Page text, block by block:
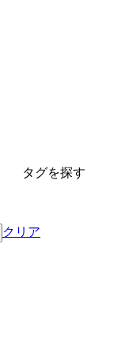
タグを探す
クリア